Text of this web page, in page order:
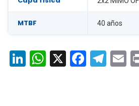
MTBF 40 años
LinkedIn
WhatsApp
X